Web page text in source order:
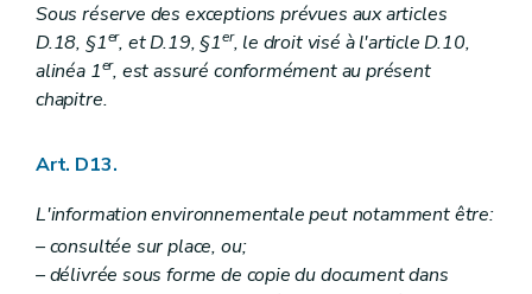
Annexe
Annexe
Sous réserve des exceptions prévues aux articles
D.18, §1er, et D.19, §1er, le droit visé à l'article D.10,
alinéa 1er, est assuré conformément au présent
chapitre.
Art. D13.
L'information environnementale peut notamment être:
– consultée sur place, ou;
– délivrée sous forme de copie du document dans